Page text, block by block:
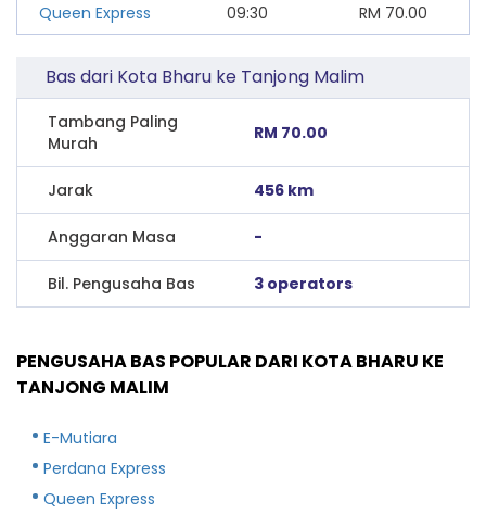
Queen Express 09:30 RM 70.00
Bas dari Kota Bharu ke Tanjong Malim
Tambang Paling
Murah
RM 70.00
Jarak 456 km
Anggaran Masa -
Bil. Pengusaha Bas 3 operators
PENGUSAHA BAS POPULAR DARI KOTA BHARU KE
TANJONG MALIM
E-Mutiara
Perdana Express
Queen Express